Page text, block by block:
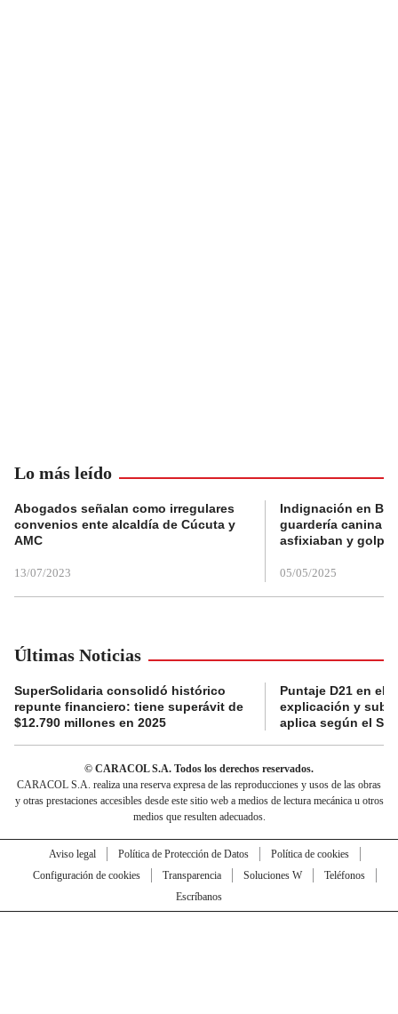
Lo más leído
Abogados señalan como irregulares
convenios ente alcaldía de Cúcuta y
AMC
13/07/2023
Indignación en
guardería canina
asfixiaban y
05/05/2025
Últimas Noticias
SuperSolidaria consolidó histórico
repunte financiero: tiene superávit de
$12.790 millones en 2025
Puntaje D21 en el
explicación y
aplica según el
© CARACOL S.A. Todos los derechos reservados.
CARACOL S.A. realiza una reserva expresa de las reproducciones y usos de las obras
y otras prestaciones accesibles desde este sitio web a medios de lectura mecánica u otros
medios que resulten adecuados.
Aviso legal Política de Protección de Datos
Política de cookies
Configuración de cookies
Transparencia Soluciones W
Teléfonos
Escríbanos